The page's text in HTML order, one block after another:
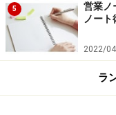
5
営業ノ
ノート
2022/
ラ